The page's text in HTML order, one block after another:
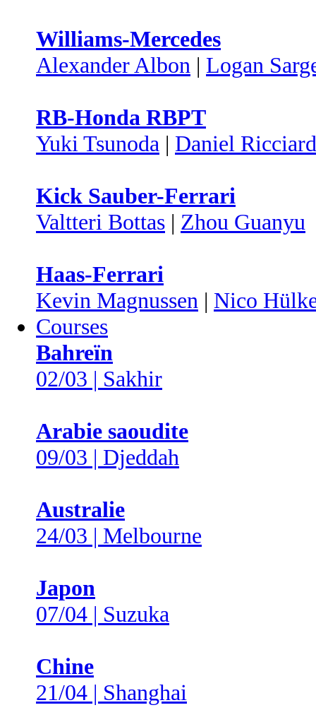
Williams-Mercedes
Alexander Albon | Logan
RB-Honda RBPT
Yuki Tsunoda | Daniel
Kick Sauber-Ferrari
Valtteri Bottas | Zhou Guanyu
Haas-Ferrari
Kevin Magnussen | Nico
Courses
Bahreïn
02/03 | Sakhir
Arabie saoudite
09/03 | Djeddah
Australie
24/03 | Melbourne
Japon
07/04 | Suzuka
Chine
21/04 | Shanghai